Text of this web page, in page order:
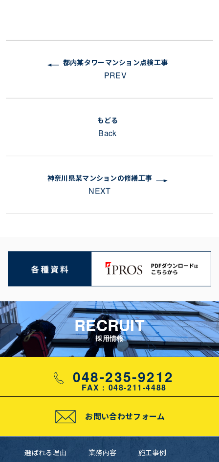
都内某タワーマンション点検工事
PREV
もどる
Back
神奈川県某マンションの修繕工事
NEXT
RECRUIT
採用情報
048-235-9212
FAX : 048-211-4488
お問い合わせフォーム
選ばれる理由 業務内容 施工事例